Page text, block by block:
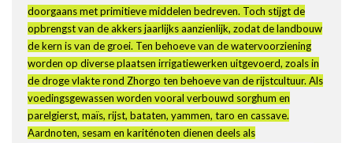
doorgaans met primitieve middelen bedreven. Toch stijgt de
opbrengst van de akkers jaarlijks aanzienlijk, zodat de landbouw
de kern is van de groei. Ten behoeve van de watervoorziening
worden op diverse plaatsen irrigatiewerken uitgevoerd, zoals in
de droge vlakte rond Zhorgo ten behoeve van de rijstcultuur. Als
voedingsgewassen worden vooral verbouwd sorghum en
parelgierst, maïs, rijst, bataten, yammen, taro en cassave.
Aardnoten, sesam en kariténoten dienen deels als